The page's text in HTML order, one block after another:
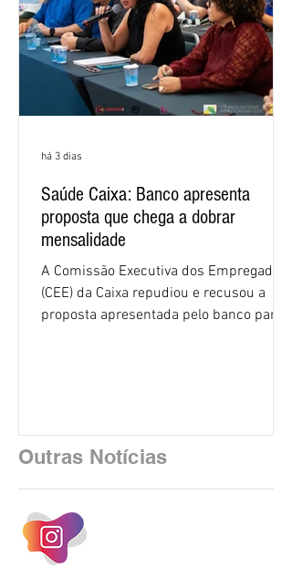
Saúde Caixa: Banco apresenta
proposta que chega a dobrar
mensalidade
A Comissão Executiva dos Empregados
(CEE) da Caixa repudiou e recusou a
proposta apresentada pelo banco para o
as federações que compõem a mesa de
negociações das empregadas e dos
empregados exigiram que a Caixa refaça
os cálculos e apresente uma nova
proposta. O entendimento é que a
proposta
há 3 dias
Outras Notícias